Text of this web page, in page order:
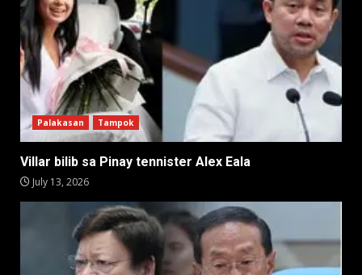
Palakasan Tampok
Villar bilib sa Pinay tennister Alex Eala
July 13, 2026